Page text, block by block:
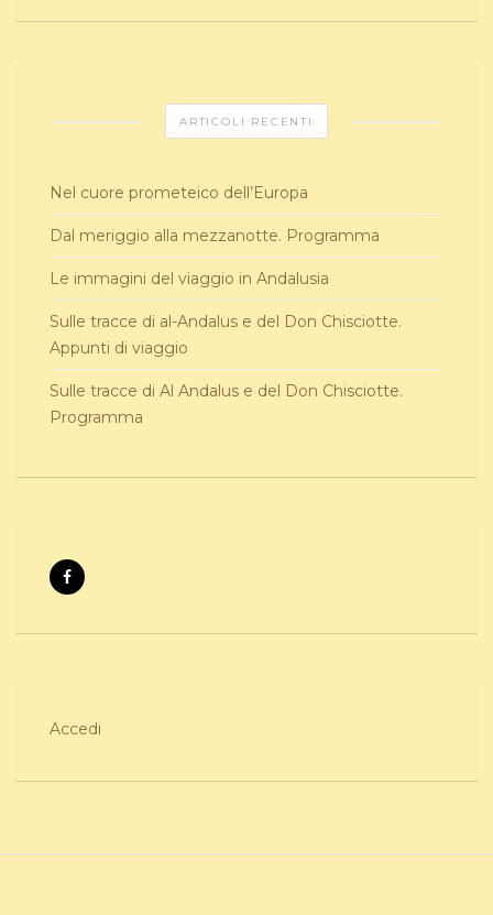
ARTICOLI RECENTI
Nel cuore prometeico dell’Europa
Dal meriggio alla mezzanotte. Programma
Le immagini del viaggio in Andalusia
Sulle tracce di al-Andalus e del Don Chisciotte.
Appunti di viaggio
Sulle tracce di Al Andalus e del Don Chisciotte.
Programma
Accedi